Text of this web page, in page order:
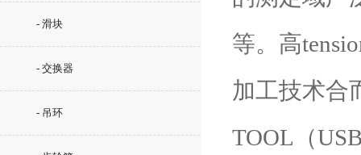
- 滑块
- 交换器
- 吊环
等。高
加工技术合
TOOL（